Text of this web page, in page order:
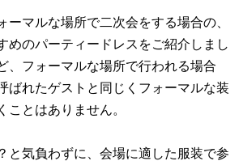
ーマルな場所で二次会をする場合の、
めのパーティードレスをご紹介しまし
、フォーマルな場所で行われる場合
ばれたゲストと同じくフォーマルな装
ことはありません。
と気負わずに、会場に適した服装で参